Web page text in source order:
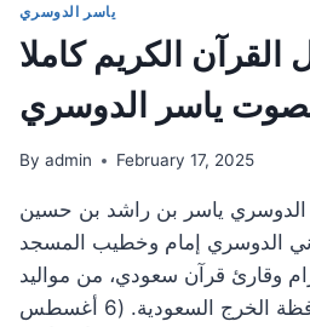
ياسر الدوسري
القرآن الكريم كاملا
ياسر الدوسري
By admin February 17, 2025
الدوسري ياسر بن راشد بن حسين
الدوسري إمام وخطيب المسجد
وقارئ قرآن سعودي، من مواليد
محافظة الخرج السعودية. (6 أغسطس